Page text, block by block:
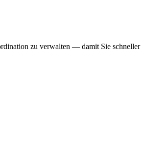
zu verwalten — damit Sie schneller